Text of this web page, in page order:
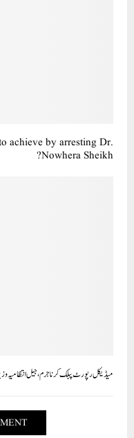
achieve by arresting Dr.
Nowhera Sheikh?
میڈیکل رپورٹ پبلک کرنا جرم، جیل انتظامیہ